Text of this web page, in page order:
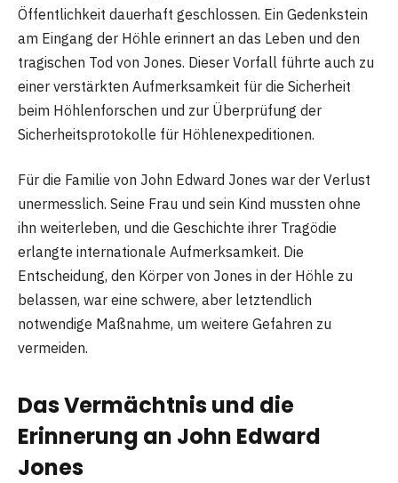
Öffentlichkeit dauerhaft geschlossen. Ein Gedenkstein
am Eingang der Höhle erinnert an das Leben und den
tragischen Tod von Jones. Dieser Vorfall führte auch zu
einer verstärkten Aufmerksamkeit für die Sicherheit
beim Höhlenforschen und zur Überprüfung der
Sicherheitsprotokolle für Höhlenexpeditionen.
Für die Familie von John Edward Jones war der Verlust
unermesslich. Seine Frau und sein Kind mussten ohne
ihn weiterleben, und die Geschichte ihrer Tragödie
erlangte internationale Aufmerksamkeit. Die
Entscheidung, den Körper von Jones in der Höhle zu
belassen, war eine schwere, aber letztendlich
notwendige Maßnahme, um weitere Gefahren zu
vermeiden.
Das Vermächtnis und die
Erinnerung an John Edward
Jones